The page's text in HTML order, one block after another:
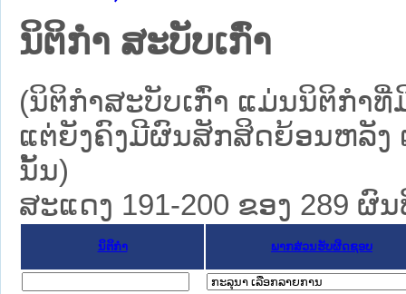
ນິຕິກໍາ ສະບັບເກົ່າ
(ນິຕິກໍາສະບັບເກົ່າ ແມ່ນນິຕິກໍາ
ແຕ່ຍັງຄົງມີຜົນສັກສິດຍ້ອນຫລັງ
ນັ້ນ)
ສະແດງ 191-200 ຂອງ 289 ຜົ
ນິຕິກໍາ ພາກສ່ວນຮັບຜິດຊອບ